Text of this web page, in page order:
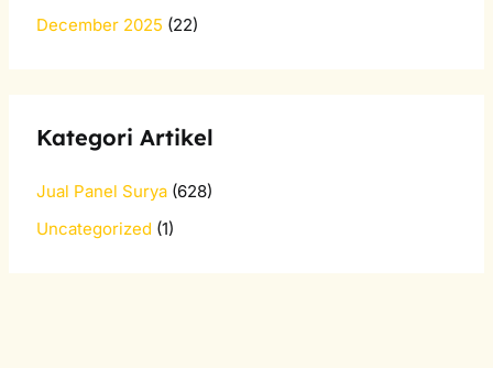
December 2025 (22)
Kategori Artikel
Jual Panel Surya (628)
Uncategorized (1)